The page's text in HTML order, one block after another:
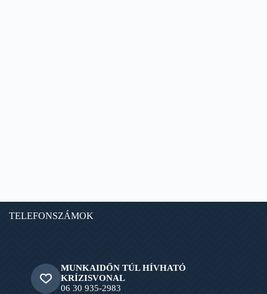
TELEFONSZÁMOK
MUNKAIDŐN TÚL HÍVHATÓ
KRÍZISVONAL
06 30 935-2983